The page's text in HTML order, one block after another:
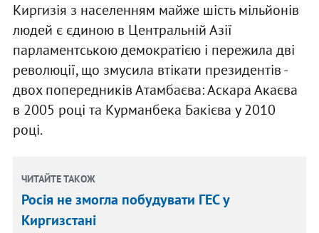
Киргизія з населенням майже шість мільйонів
людей є єдиною в Центральній Азії
парламентською демократією і пережила дві
революції, що змусила втікати президентів -
двох попередників Атамбаєва: Аскара Акаєва
в 2005 році та Курманбека Бакієва у 2010
році.
ЧИТАЙТЕ ТАКОЖ
Росія не змогла побудувати ГЕС у
Киргизстані